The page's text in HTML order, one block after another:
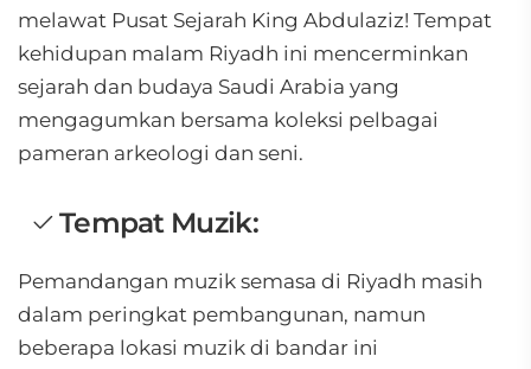
melawat Pusat Sejarah King Abdulaziz! Tempat
kehidupan malam Riyadh ini mencerminkan
sejarah dan budaya Saudi Arabia yang
mengagumkan bersama koleksi pelbagai
pameran arkeologi dan seni.
Tempat Muzik:
Pemandangan muzik semasa di Riyadh masih
dalam peringkat pembangunan, namun
beberapa lokasi muzik di bandar ini